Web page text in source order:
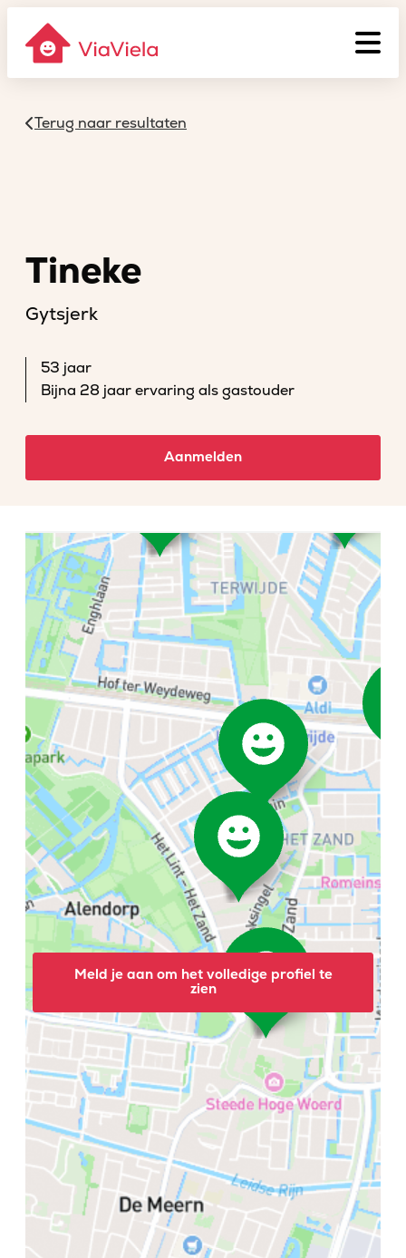
Terug naar resultaten
Tineke
Gytsjerk
53 jaar
Bijna 28 jaar ervaring als gastouder
Aanmelden
Meld je aan om het volledige profiel te
zien